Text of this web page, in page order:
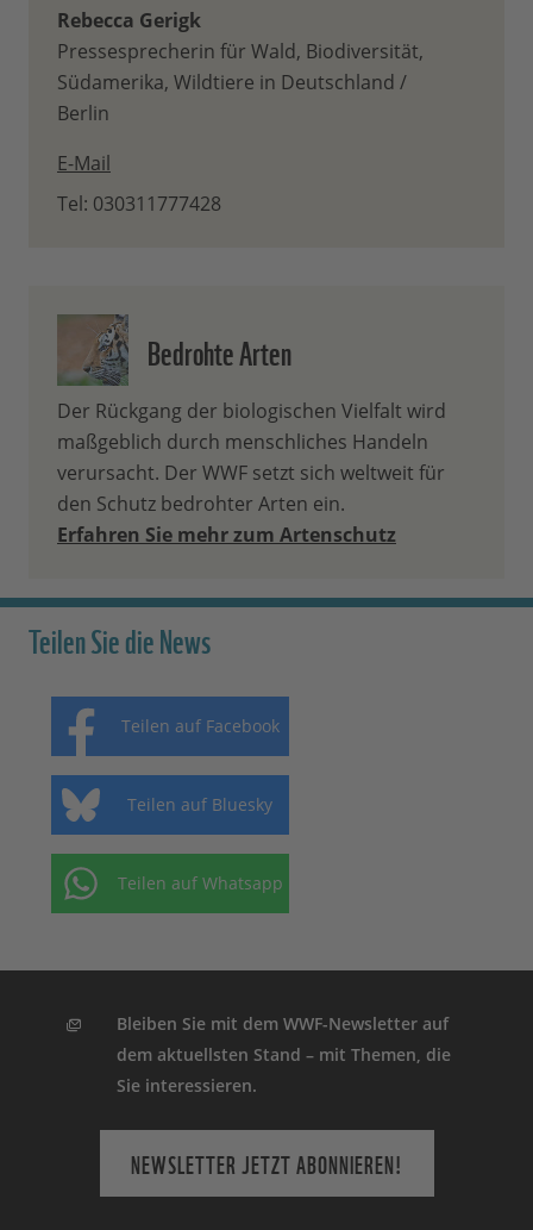
Rebecca Gerigk
Pressesprecherin für Wald, Biodiversität,
Südamerika, Wildtiere in Deutschland /
Berlin
E-Mail
Tel: 030311777428
Bedrohte Arten
Der Rückgang der biologischen Vielfalt wird
maßgeblich durch menschliches Handeln
verursacht. Der WWF setzt sich weltweit für
den Schutz bedrohter Arten ein.
Erfahren Sie mehr zum Artenschutz
Teilen Sie die News
Teilen auf Facebook
Teilen auf Bluesky
Teilen auf Whatsapp
Bleiben Sie mit dem WWF-Newsletter auf
dem aktuellsten Stand – mit Themen, die
Sie interessieren.
NEWSLETTER JETZT ABONNIEREN!